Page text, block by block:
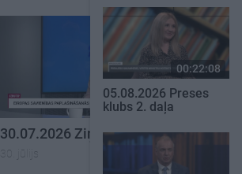
00:23:00
30.07.2026 Ziņu TOP
30. jūlijs
00:22:08
05.08.2026 Preses
klubs 2. daļa